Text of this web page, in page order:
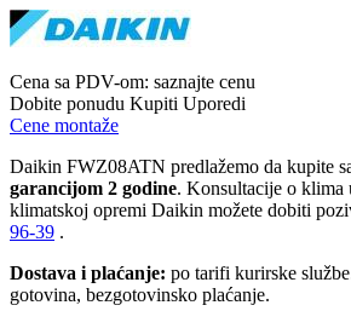
Cena sa PDV-om: saznajte cenu
Dobite ponudu Kupiti Uporedi
Cene montaže
Daikin FWZ08ATN predlažemo da kupite
garancijom 2 godine. Konsultacije o klima
klimatskoj opremi Daikin možete dobiti
96-39 .
Dostava i plaćanje: po tarifi kurirske
gotovina, bezgotovinsko plaćanje.